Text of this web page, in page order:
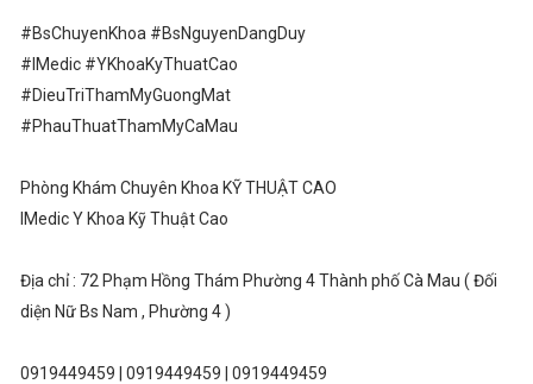
#BsChuyenKhoa #BsNguyenDangDuy
#IMedic #YKhoaKyThuatCao
#DieuTriThamMyGuongMat
#PhauThuatThamMyCaMau
Phòng Khám Chuyên Khoa KỸ THUẬT CAO
IMedic Y Khoa Kỹ Thuật Cao
Địa chỉ : 72 Phạm Hồng Thám Phường 4 Thành phố Cà Mau ( Đối
diện Nữ Bs Nam , Phường 4 )
0919449459 | 0919449459 | 0919449459